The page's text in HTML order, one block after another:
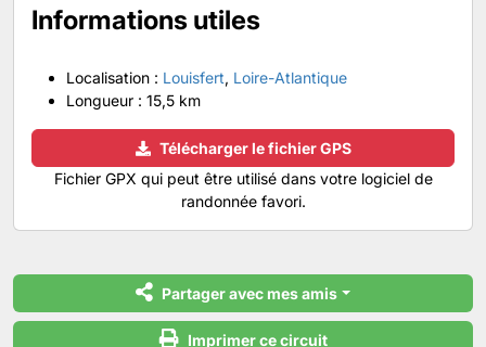
Informations utiles
Localisation : Louisfert, Loire-Atlantique
Longueur : 15,5 km
Télécharger le fichier GPS
Fichier GPX qui peut être utilisé dans votre logiciel de
randonnée favori.
Partager avec mes amis
Imprimer ce circuit